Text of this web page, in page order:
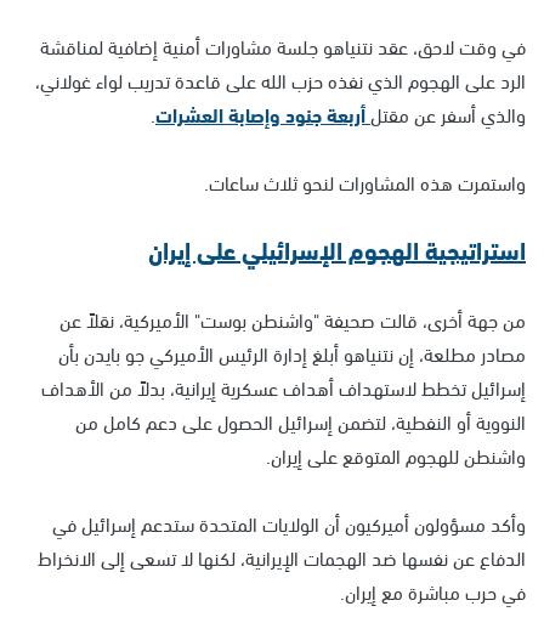
في وقت لاحق، عقد نتنياهو جلسة مشاورات أمنية إضافية لمناقشة
الرد على الهجوم الذي نفذه حزب الله على قاعدة تدريب لواء غولاني،
والذي أسفر عن مقتلأربعة جنود وإصابة العشرات.
واستمرت هذه المشاورات لنحو ثلاث ساعات.
استراتيجية الهجوم الإسرائيلي على إيران
من جهة أخرى، قالت صحيفة "واشنطن بوست" الأميركية، نقلاً عن
مصادر مطلعة، إن نتنياهو أبلغ إدارة الرئيس الأميركي جو بايدن بأن
إسرائيل تخطط لاستهداف أهداف عسكرية إيرانية، بدلاً من الأهداف
النووية أو النفطية، لتضمن إسرائيل الحصول على دعم كامل من
واشنطن للهجوم المتوقع على إيران.
وأكد مسؤولون أميركيون أن الولايات المتحدة ستدعم إسرائيل في
الدفاع عن نفسها ضد الهجمات الإيرانية، لكنها لا تسعى إلى الانخراط
في حرب مباشرة مع إيران.